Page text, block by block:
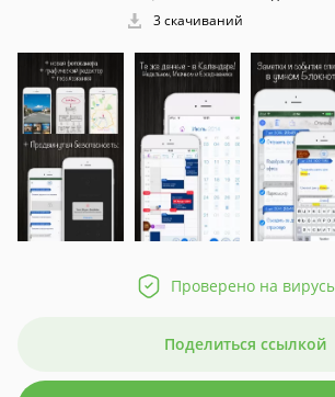
3 скачиваний
Проверено на
Поделиться ссылкой